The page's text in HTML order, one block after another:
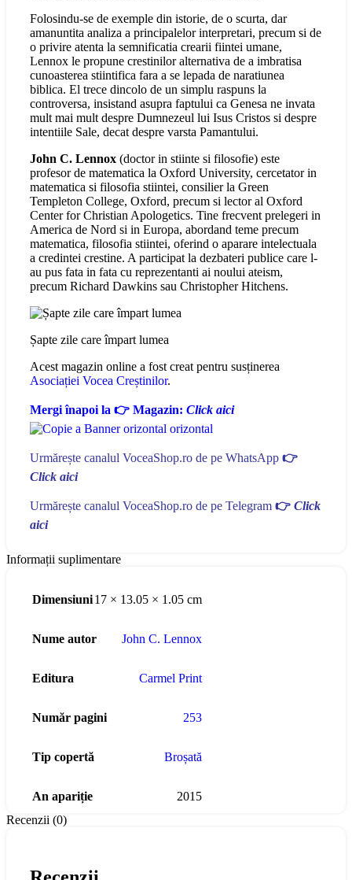
Folosindu-se de exemple din istorie, de o scurta, dar
amanuntita analiza a principalelor interpretari, precum si de
o privire atenta la semnificatia crearii fiintei umane,
Lennox le propune crestinilor alternativa de a imbratisa
cunoasterea stiintifica fara a se lepada de naratiunea
biblica. El trece dincolo de un simplu raspuns la
controversa, insistand asupra faptului ca Genesa ne invata
mult mai mult despre Dumnezeul lui Isus Cristos si despre
intentiile Sale, decat despre varsta Pamantului.
John C. Lennox (doctor in stiinte si filosofie) este
profesor de matematica la Oxford University, cercetator in
matematica si filosofia stiintei, consilier la Green
Templeton College, Oxford, precum si lector al Oxford
Center for Christian Apologetics. Tine frecvent prelegeri in
America de Nord si in Europa, abordand teme precum
matematica, filosofia stiintei, oferind o aparare intelectuala
a credintei crestine. A participat la dezbateri publice care l-
au pus fata in fata cu reprezentanti ai noului ateism,
precum Richard Dawkins sau Christopher Hitchens.
Șapte zile care împart lumea
Acest magazin online a fost creat pentru susținerea
Asociației Vocea Creștinilor.
Mergi înapoi la 👉 Magazin: Click aici
Urmărește canalul VoceaShop.ro de pe WhatsApp 👉
Click aici
Urmărește canalul VoceaShop.ro de pe Telegram 👉 Click
aici
Informații suplimentare
Dimensiuni17 × 13.05 × 1.05 cm
Nume autor John C. Lennox
Editura Carmel Print
Număr pagini 253
Tip copertă Broșată
An apariție
2015
Recenzii (0)